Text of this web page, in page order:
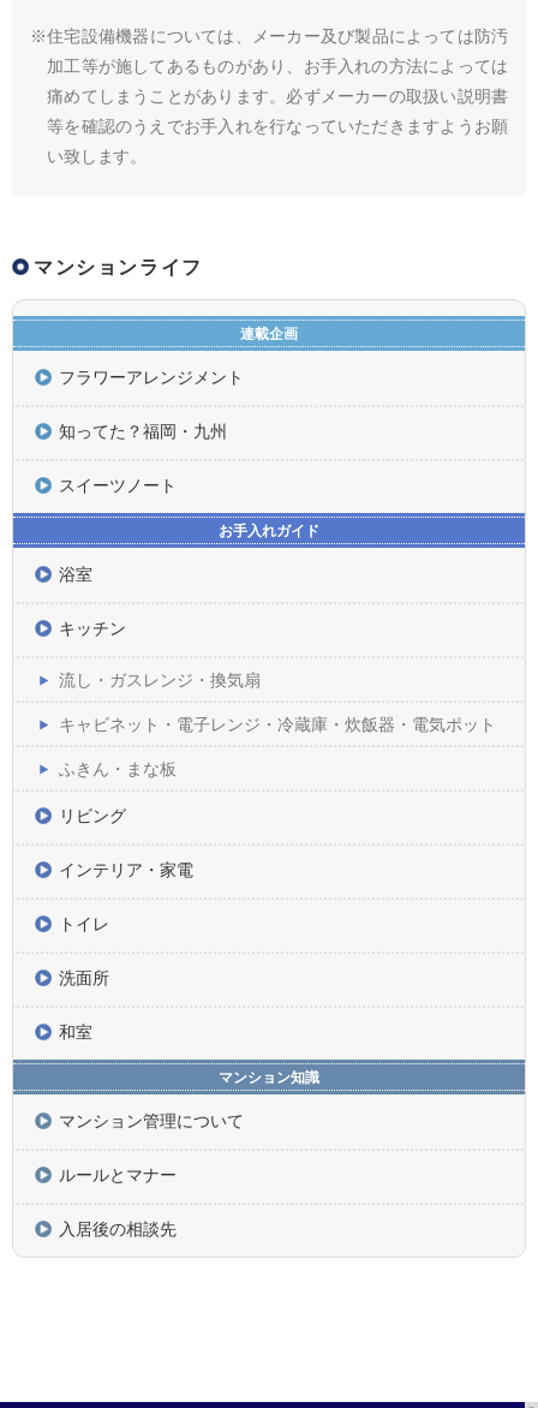
※住宅設備機器については、メーカー及び製品によっては防汚
加工等が施してあるものがあり、お手入れの方法によっては
痛めてしまうことがあります。必ずメーカーの取扱い説明書
等を確認のうえでお手入れを行なっていただきますようお願
い致します。
マンションライフ
連載企画
フラワーアレンジメント
知ってた？福岡・九州
スイーツノート
お手入れガイド
浴室
キッチン
流し・ガスレンジ・換気扇
キャビネット・電子レンジ・冷蔵庫・炊飯器・電気ポット
ふきん・まな板
リビング
インテリア・家電
トイレ
洗面所
和室
マンション知識
マンション管理について
ルールとマナー
入居後の相談先